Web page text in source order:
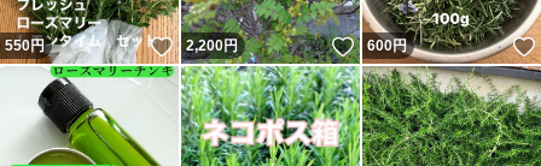
ポットごと発送の方が、
苗のダメージが少ないです。
550円 いいね！
2,200円 いいね！
600円